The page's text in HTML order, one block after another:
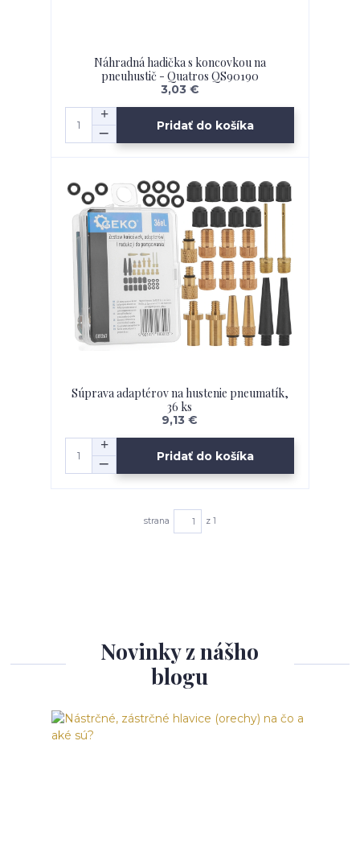
Náhradná hadička s koncovkou na
pneuhustič - Quatros QS90190
3,03 €
Pridať do košíka
Súprava adaptérov na hustenie pneumatík,
36 ks
9,13 €
Pridať do košíka
strana z 1
Novinky z nášho
blogu